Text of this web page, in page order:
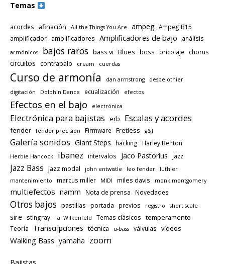
Temas
acordes afinación All the Things You Are ampeg Ampeg B15
amplificador
amplificadores Amplificadores de bajo análisis
armónicos bajos raros bass vi Blues boss bricolaje chorus
circuitos contrapalo cream cuerdas
Curso de armonía dan armstrong
despelothier
digitación
Dolphin Dance ecualización efectos
Efectos en el bajo electrónica
Electrónica para bajistas erb Escalas y acordes
fender fender precision Firmware Fretless g&l
Galería sonidos Giant Steps hacking Harley Benton
Herbie Hancock ibanez intervalos Jaco Pastorius jazz
Jazz Bass jazz modal john entwistle leo fender
luthier
mantenimiento
marcus miller MIDI miles davis monk montgomery
multiefectos namm Nota de prensa Novedades
Otros bajos pastillas portada previos registro short scale
sire stingray Tal Wilkenfeld Temas clásicos temperamento
Teoría Transcripciones técnica u-bass válvulas vídeos
Walking Bass yamaha zoom